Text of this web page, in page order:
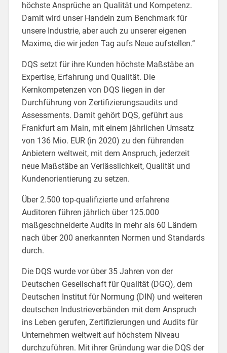
höchste Ansprüche an Qualität und Kompetenz.
Damit wird unser Handeln zum Benchmark für
unsere Industrie, aber auch zu unserer eigenen
Maxime, die wir jeden Tag aufs Neue aufstellen.“
DQS setzt für ihre Kunden höchste Maßstäbe an
Expertise, Erfahrung und Qualität. Die
Kernkompetenzen von DQS liegen in der
Durchführung von Zertifizierungsaudits und
Assessments. Damit gehört DQS, geführt aus
Frankfurt am Main, mit einem jährlichen Umsatz
von 136 Mio. EUR (in 2020) zu den führenden
Anbietern weltweit, mit dem Anspruch, jederzeit
neue Maßstäbe an Verlässlichkeit, Qualität und
Kundenorientierung zu setzen.
Über 2.500 top-qualifizierte und erfahrene
Auditoren führen jährlich über 125.000
maßgeschneiderte Audits in mehr als 60 Ländern
nach über 200 anerkannten Normen und Standards
durch.
Die DQS wurde vor über 35 Jahren von der
Deutschen Gesellschaft für Qualität (DGQ), dem
Deutschen Institut für Normung (DIN) und weiteren
deutschen Industrieverbänden mit dem Anspruch
ins Leben gerufen, Zertifizierungen und Audits für
Unternehmen weltweit auf höchstem Niveau
durchzuführen. Mit ihrer Gründung war die DQS der